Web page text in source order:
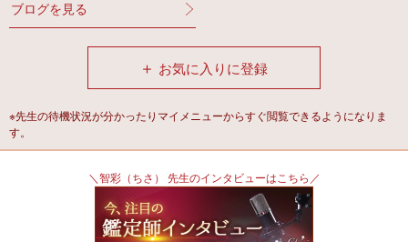
ブログを見る
＋ お気に入りに登録
※先生の待機状況が分かったりマイメニューからすぐ閲覧できるようになりま
す。
＼智彩（ちさ） 先生のインタビューはこちら／